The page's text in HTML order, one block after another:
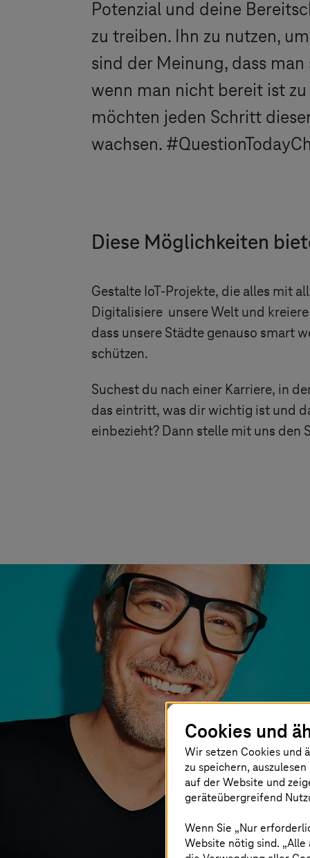
Potenzial und deine
zu treiben. Ihn zu nutzen,
sind der Meinung, dass
wenn man nicht bereit ist
möchten jeden Schritt
wachsen.
Diese Möglichkeiten
Gestalte IoT-Projekte, die alles mit
Digitalisiere unsere Welt und
dass unsere Städte genauso smart
schützen.
Suchest du nach einer Karriere, in
das eintritt, was dir wichtig ist und
einbezieht? Dann stelle mit uns den
Cookies und
Wir setzen Cookies und
zu speichern,
auf der Website und
geräteübergreifend
Wenn Sie „Nur
Website nötig sind.